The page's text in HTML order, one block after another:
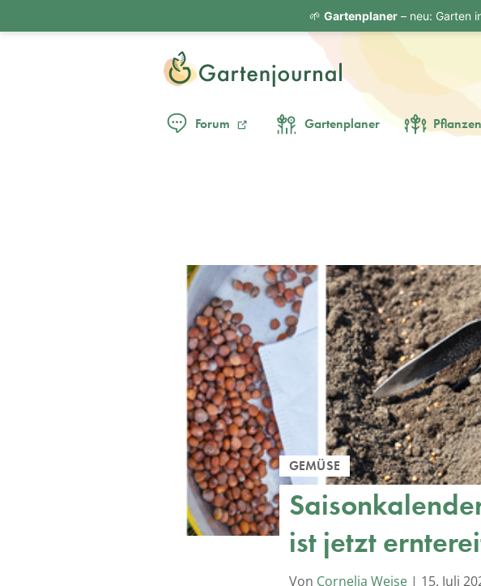
Forum Gartenplaner
GEMÜSE
ist jetzt
Von Cornelia Weise | 15. Juli
🌱 Gartenplaner– neu: Garten